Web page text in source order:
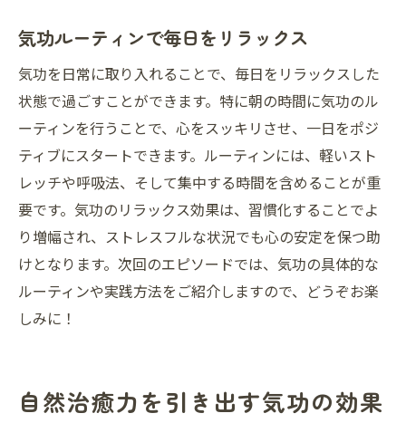
気功ルーティンで毎日をリラックス
気功を日常に取り入れることで、毎日をリラックスした
状態で過ごすことができます。特に朝の時間に気功のル
ーティンを行うことで、心をスッキリさせ、一日をポジ
ティブにスタートできます。ルーティンには、軽いスト
レッチや呼吸法、そして集中する時間を含めることが重
要です。気功のリラックス効果は、習慣化することでよ
り増幅され、ストレスフルな状況でも心の安定を保つ助
けとなります。次回のエピソードでは、気功の具体的な
ルーティンや実践方法をご紹介しますので、どうぞお楽
しみに！
自然治癒力を引き出す気功の効果